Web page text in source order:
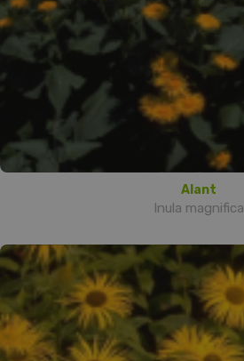
Alant
Inula magnifica